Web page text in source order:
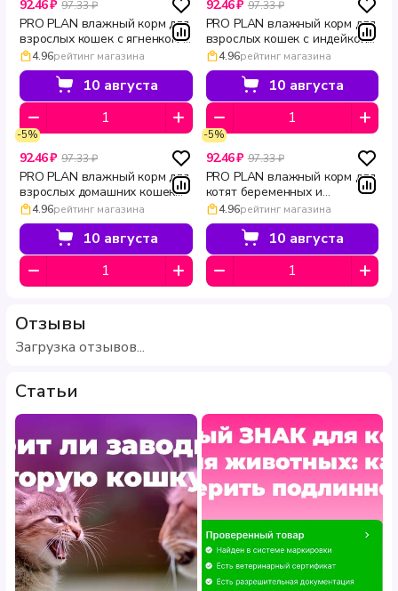
92.46 ₽ 97.33 ₽
PRO PLAN влажный корм для
взрослых кошек с ягненком в
желе поддержание
естественной защиты
организма MAINTENANCE 85
г
4.96рейтинг магазина
10 августа
92.46 ₽ 97.33 ₽
PRO PLAN влажный корм для
взрослых кошек с индейкой в
желе поддержание
естественной защиты
организма MAINTENANCE 85
г
4.96рейтинг магазина
10 августа
-5%
92.46 ₽ 97.33 ₽
PRO PLAN влажный корм для
взрослых домашних кошек
для вывода комочков шерсти
с индейкой в желе INDOOR
4.96рейтинг магазина
10 августа
-5%
92.46 ₽ 97.33 ₽
PRO PLAN влажный корм для
котят беременных и
кормящих кошек с курицей в
желе для здорового
развития HEALTHY START 85
г
4.96рейтинг магазина
10 августа
Отзывы
Загрузка отзывов...
Статьи